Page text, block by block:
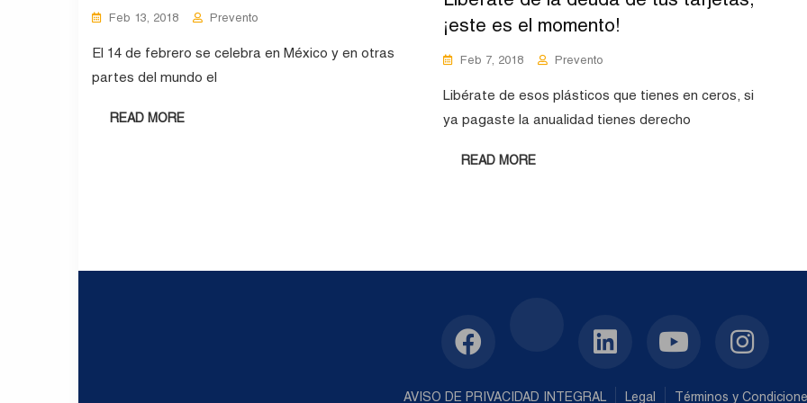
Feb 13, 2018 Prevento
El 14 de febrero se celebra en México y en otras
partes del mundo el
READ MORE
¡este es el momento!
Feb 7, 2018 Prevento
Libérate de esos plásticos que tienes en ceros, si
ya pagaste la anualidad tienes derecho
READ MORE
AVISO DE PRIVACIDAD INTEGRAL Legal Términos y